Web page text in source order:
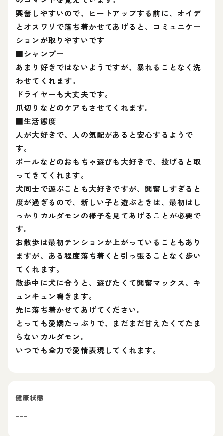
興奮しやすいので、ヒートアップする前に、オイデ
とオスワリで落ち着かせてあげると、コミュニケー
ションが取りやすいです
■シャンプー
あまり好きではないようですが、暴れることなく洗
わせてくれます。
ドライヤーも大丈夫です。
爪切りなどのケアもさせてくれます。
■生活態度
人が大好きで、人の気配があると安心するようで
す。
ボールなどのおもちゃ遊びも大好きで、投げると取
ってきてくれます。
犬同士で遊ぶことも大好きですが、興奮しすぎると
度が過ぎるので、新しい子と遊ぶときは、最初はし
っかりカルダモンの様子を見てあげることが必要で
す。
お散歩は最初テンションが上がっていることもあり
ますが、ある程度落ち着くと引っ張ることなく歩い
てくれます。
散歩中に犬に合うと、遊びたくて興奮マックス、キ
ュンキュン鳴きます。
先に落ち着かせてあげてください。
とっても愛嬌たっぷりで、まだまだ甘えたくてたま
らないカルダモン。
いつでも全力で愛情表現してくれます。
健康状態
---